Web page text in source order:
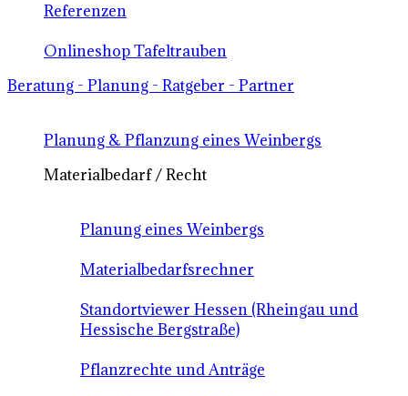
Referenzen
Onlineshop Tafeltrauben
Beratung - Planung - Ratgeber - Partner
Planung & Pflanzung eines Weinbergs
Materialbedarf / Recht
Planung eines Weinbergs
Materialbedarfsrechner
Standortviewer Hessen (Rheingau und
Hessische Bergstraße)
Pflanzrechte und Anträge